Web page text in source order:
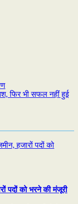
फिर भी सफल नहीं हुई
पदों को भरने की मंजूरी